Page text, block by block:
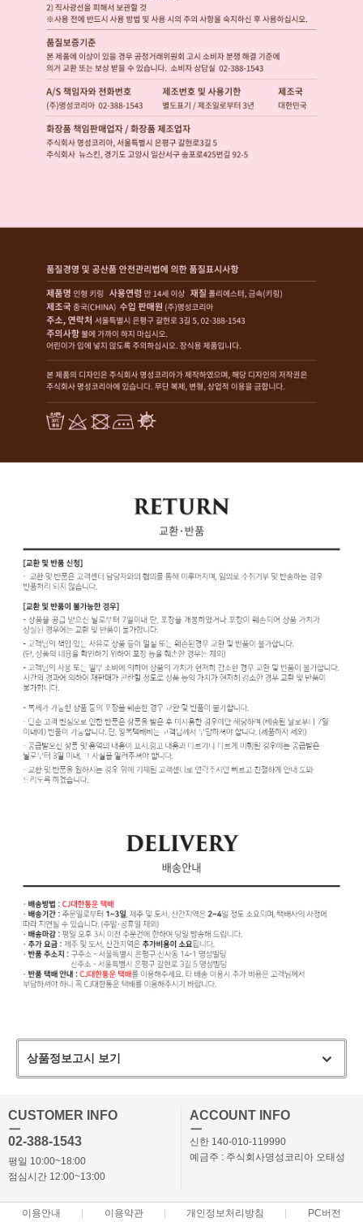
상품정보고시 보기
CUSTOMER INFO
ㅡ
02-388-1543
평일 10:00~18:00
점심시간 12:00~13:00
ACCOUNT INFO
ㅡ
신한 140-010-119990
예금주 : 주식회사명성코리아 오태성
이용안내 이용약관 개인정보처리방침 PC버전